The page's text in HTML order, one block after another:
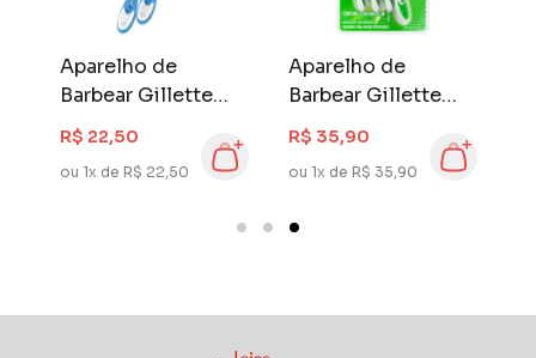
Aparelho de
Barbear Gillette
Prestobarba3 Cool
2 unidades
R$ 22,50
ou 1x de R$ 22,50
Aparelho de
Barbear Gillette
Prestobarba3
SenseCare 4
unidades
R$ 35,90
ou 1x de R$ 35,90